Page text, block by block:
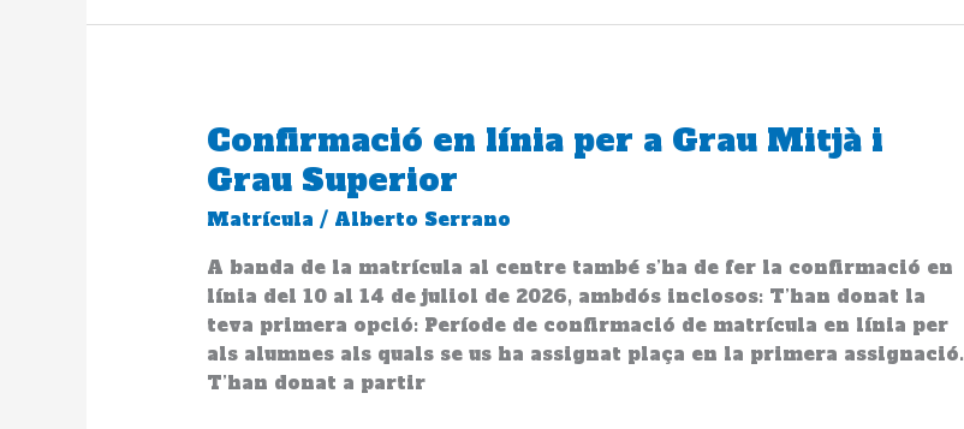
tanda
Confirmació en línia per a Grau Mitjà i
Grau Superior
Matrícula / Alberto Serrano
A banda de la matrícula al centre també s’ha de fer la confirmació en
línia del 10 al 14 de juliol de 2026, ambdós inclosos: T’han donat la
teva primera opció: Període de confirmació de matrícula en línia per
als alumnes als quals se us ha assignat plaça en la primera assignació.
T’han donat a partir
Confirmació
en
línia
per
Grau
Mitjà
i
Grau
Superior